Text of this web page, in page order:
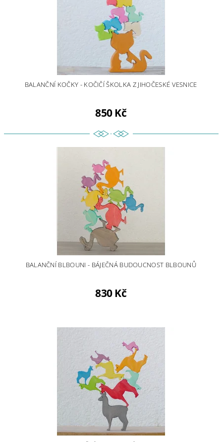
BALANČNÍ KOČKY - KOČIČÍ ŠKOLKA Z JIHOČESKÉ VESNICE
850 Kč
BALANČNÍ BLBOUNI - BÁJEČNÁ BUDOUCNOST BLBOUNŮ
830 Kč